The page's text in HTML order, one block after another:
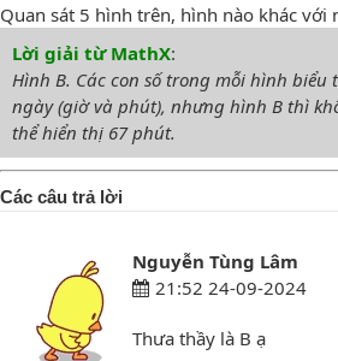
Quan sát 5 hình trên, hình nào khác với
Lời giải từ MathX:
Hình B. Các con số trong mỗi hình
ngày (giờ và phút), nhưng hình B thì
thể hiển thị 67 phút.
Các câu trả lời
Nguyễn Tùng Lâm
21:52 24-09-2024
Thưa thầy là B ạ